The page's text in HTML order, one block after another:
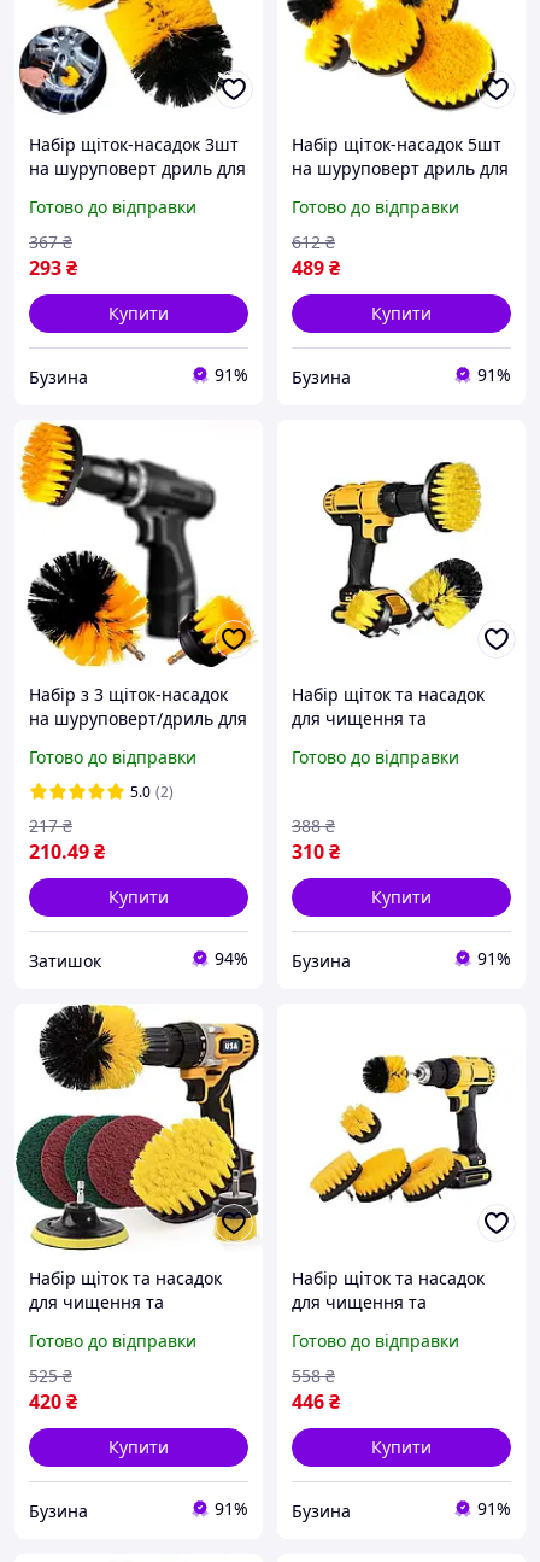
Набір щіток-насадок 3шт
на шуруповерт дриль для
buzyna
Готово до відправки
293₴
367 ₴
Купити
Бузина 91%
Набір щіток-насадок 5шт
на шуруповерт дриль для
buzyna
Готово до відправки
489₴
612 ₴
Купити
Бузина 91%
Набір з 3 щіток-насадок
на шуруповерт/дриль для
побутових цілей ЗТК
Готово до відправки
5.0 (2)
210.49₴
217 ₴
Купити
Затишок 94%
Набір щіток та насадок
для чищення та
шуруповертом ds 01 3
Готово до відправки
310₴
388 ₴
Купити
Бузина 91%
Набір щіток та насадок
для чищення та
шуруповертом ds 012 8
предметів buzyna
Готово до відправки
420₴
525 ₴
Купити
Бузина 91%
Набір щіток та насадок
для чищення та
шуруповертом ds 019 5
предметів buzyna
Готово до відправки
446₴
558 ₴
Купити
Бузина 91%